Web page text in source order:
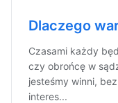
Dlaczego
Czasami każdy
czy obrońcę w
jesteśmy winni,
interes...